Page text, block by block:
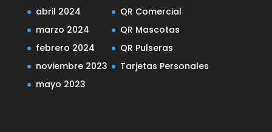
abril 2024
marzo 2024
febrero 2024
noviembre 2023
mayo 2023
QR Comercial
QR Mascotas
QR Pulseras
Tarjetas Personales